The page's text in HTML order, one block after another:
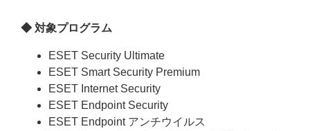
◆ 対象プログラム
ESET Security Ultimate
ESET Smart Security Premium
ESET Internet Security
ESET Endpoint Security
ESET Endpoint アンチウイルス